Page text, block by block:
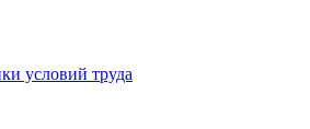
условий труда